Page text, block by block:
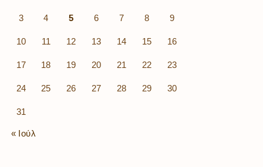
3 4 5 6 7 8 9
10 11 12 13 14 15 16
17 18 19 20 21 22 23
24 25 26 27 28 29 30
31
« Ιούλ